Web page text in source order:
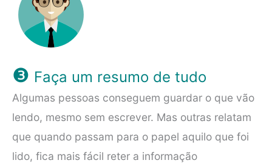
❸ Faça um resumo de tudo
Algumas pessoas conseguem guardar o que vão
lendo, mesmo sem escrever. Mas outras relatam
que quando passam para o papel aquilo que foi
lido, fica mais fácil reter a informação